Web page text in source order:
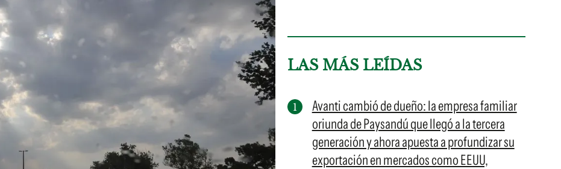
LAS MÁS LEÍDAS
Avanti cambió de dueño: la empresa familiar
oriunda de Paysandú que llegó a la tercera
generación y ahora apuesta a profundizar su
exportación en mercados como EEUU,